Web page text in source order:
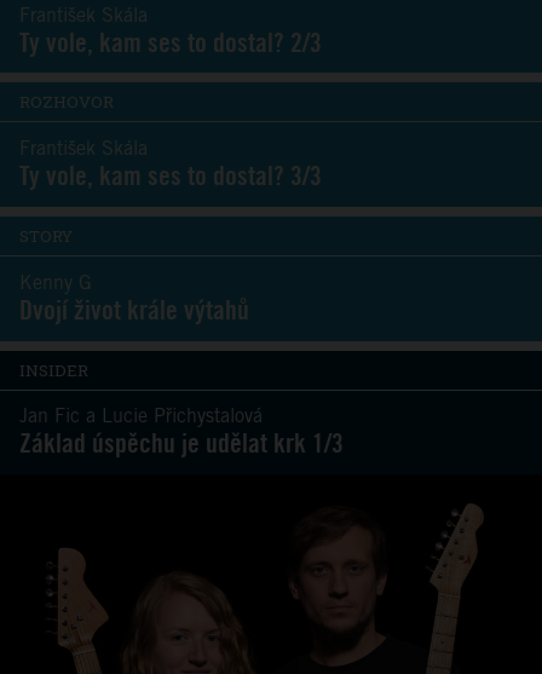
František Skála
Ty vole, kam ses to dostal? 2/3
ROZHOVOR
František Skála
Ty vole, kam ses to dostal? 3/3
STORY
Kenny G
Dvojí život krále výtahů
INSIDER
Jan Fic a Lucie Přichystalová
Základ úspěchu je udělat krk 1/3